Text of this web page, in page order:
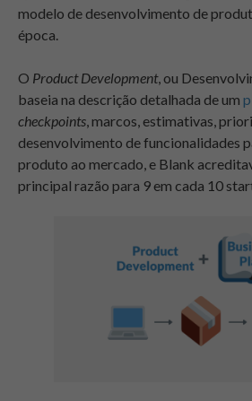
modelo de desenvolvimento de
época.
O Product Development, ou
baseia na descrição detalhada de um
checkpoints, marcos, estimativas,
desenvolvimento de funcionalidades
produto ao mercado, e Blank
principal razão para 9 em cada 10